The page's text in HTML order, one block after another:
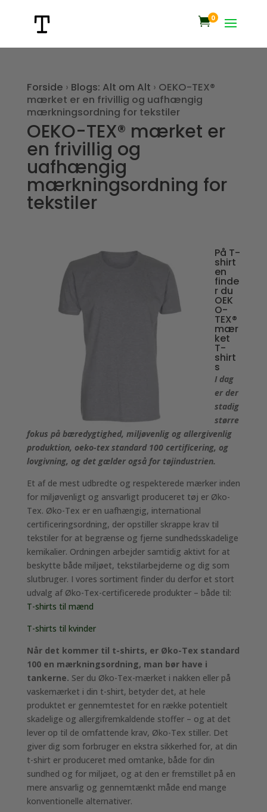
0
Forside › Blogs: Alt om Alt › OEKO-TEX®
mærket er en frivillig og uafhængig
mærkningsordning for tekstiler
OEKO-TEX® mærket er
en frivillig og
uafhængig
mærkningsordning for
tekstiler
På T-
shirt
en
finde
r du
OEK
O-
TEX®
mær
ket
T-
shirt
s
I dag
er der
stadig
større
fokus på bæredygtighed, miljøvenlig og allergivenlig
produktion, oeko-tex standard 100 certificering, og
lovgivning, og det gælder også for tøjindustrien.
Et af de mest udbredte og respekterede mærker inden
for miljøvenligt og ansvarligt produceret tøj er Øko-
Tex. Øko-Tex er en uafhængig, international
certificeringsordning, der opstiller skrappe krav til
tekstiler for at begrænse og fjerne sundhedsskadelige
kemikalier. Ordningen arbejder samtidig aktivt for at
beskytte både miljøet, tekstilarbejderne og dig som
slutbruger. I vores sortiment finder du derfor et stort
udvalg af Øko-Tex-certificerede produkter – både til:
T-shirts til mænd
T-shirts til kvinder
Når det kommer til t-shirts, er Øko-Tex standard
100 en mærkningsordning, man bør have i
tankerne. Ser du Øko-Tex-mærket i nakken eller på
vaskemærket i din t-shirt, betyder det, at hele
produktet er gennemtestet for en række potentielt
skadelige og allergifremkaldende stoffer – og at det
lever op til de omfattende krav, Øko-Tex stiller. Det
giver dig som forbruger en ekstra sikkerhed for, at din
t-shirt er produceret med omtanke, både for din
sundhed og for miljøet, og at den er fremstillet på en
mere ansvarlig og gennemtænkt måde end mange
konventionelle alternativer.